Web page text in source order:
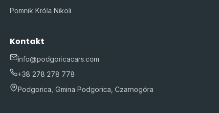
Pomnik Króla Nikoli
Kontakt
info@podgoricacars.com
+38 278 278 778
Podgorica, Gmina Podgorica, Czarnogóra